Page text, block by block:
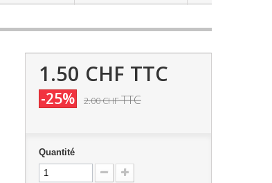
1.50 CHF TTC
-25% 2.00 CHFTTC
Quantité